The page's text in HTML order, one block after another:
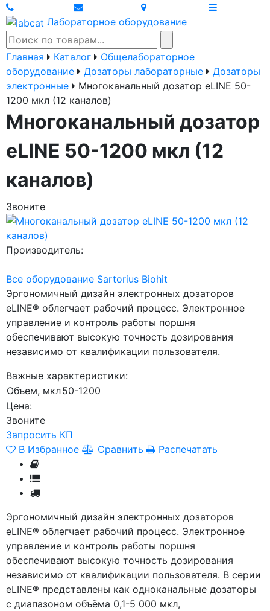
Лабораторное оборудование
Главная Каталог
Общелабораторное
оборудование
Дозаторы лабораторные
Дозаторы
электронные
Многоканальный дозатор eLINE 50-
1200 мкл (12 каналов)
Многоканальный дозатор
eLINE 50-1200 мкл (12
каналов)
Звоните
Производитель:
Все оборудование Sartorius Biohit
Эргономичный дизайн электронных дозаторов
eLINE® облегчает рабочий процесс. Электронное
управление и контроль работы поршня
обеспечивают высокую точность дозирования
независимо от квалификации пользователя.
Важные характеристики:
Объем, мкл50-1200
Цена:
Звоните
Запросить КП
В Избранное
Сравнить Распечатать
Эргономичный дизайн электронных дозаторов
eLINE® облегчает рабочий процесс. Электронное
управление и контроль работы поршня
обеспечивают высокую точность дозирования
независимо от квалификации пользователя. В серии
eLINE® представлены как одноканальные дозаторы
с диапазоном объёма 0,1-5 000 мкл,